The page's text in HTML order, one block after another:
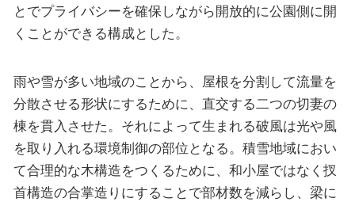
とでプライバシーを確保しながら開放的に公園側に開
くことができる構成とした。
雨や雪が多い地域のことから、屋根を分割して流量を
分散させる形状にするために、直交する二つの切妻の
棟を貫入させた。それによって生まれる破風は光や風
を取り入れる環境制御の部位となる。積雪地域におい
て合理的な木構造をつくるために、和小屋ではなく扠
首構造の合掌造りにすることで部材数を減らし、梁に